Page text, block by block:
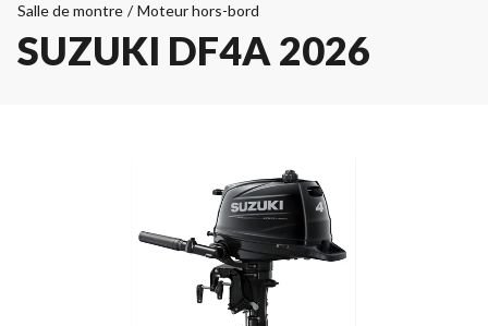
Salle de montre / Moteur hors-bord
SUZUKI DF4A 2026